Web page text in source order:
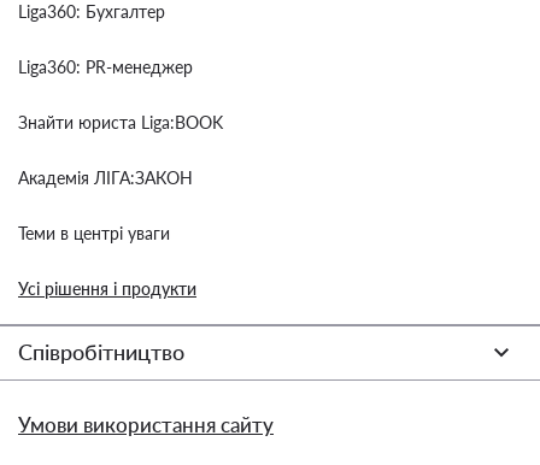
Liga360: Бухгалтер
Liga360: PR-менеджер
Знайти юриста Liga:BOOK
Академія ЛІГА:ЗАКОН
Теми в центрі уваги
Усі рішення і продукти
Співробітництво
Умови використання сайту